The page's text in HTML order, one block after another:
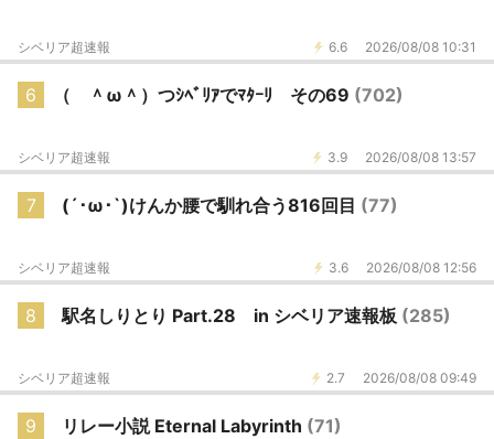
6.6 2026/08/08 10:31
シベリア超速報
6 （ ＾ω＾）つｼﾍﾞﾘｱでﾏﾀｰﾘ その69 (702)
3.9 2026/08/08 13:57
シベリア超速報
7 (´･ω･`)けんか腰で馴れ合う816回目 (77)
3.6 2026/08/08 12:56
シベリア超速報
8 駅名しりとり Part.28 in シベリア速報板 (285)
2.7 2026/08/08 09:49
シベリア超速報
9 リレー小説 Eternal Labyrinth (71)